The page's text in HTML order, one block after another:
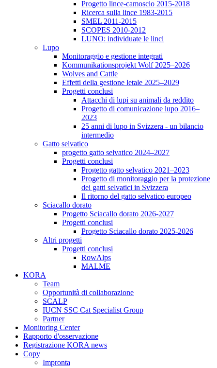
Progetto lince-camoscio 2015-2018
Ricerca sulla lince 1983-2015
SMEL 2011-2015
SCOPES 2010-2012
LUNO: individuate le linci
Lupo
Monitoraggio e gestione integrati
Kommunikationsprojekt Wolf 2025–2026
Wolves and Cattle
Effetti della gestione letale 2025–2029
Progetti conclusi
Attacchi di lupi su animali da reddito
Progetto di comunicazione lupo 2016–
2023
25 anni di lupo in Svizzera - un bilancio
intermedio
Gatto selvatico
progetto gatto selvatico 2024–2027
Progetti conclusi
Progetto gatto selvatico 2021–2023
Progetto di monitoraggio per la protezione
dei gatti selvatici in Svizzera
Il ritorno del gatto selvatico europeo
Sciacallo dorato
Progetto Sciacallo dorato 2026-2027
Progetti conclusi
Progetto Sciacallo dorato 2025-2026
Altri progetti
Progetti conclusi
RowAlps
MALME
KORA
Team
Opportunità di collaborazione
SCALP
IUCN SSC Cat Specialist Group
Partner
Monitoring Center
Rapporto d'osservazione
Registrazione KORA news
Copy
Impronta